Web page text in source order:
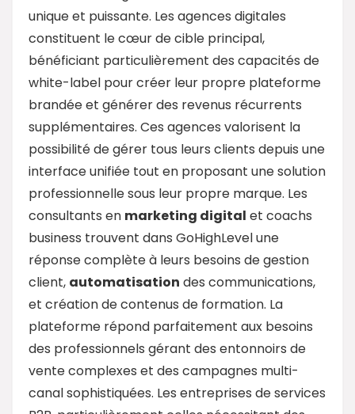
unique et puissante. Les agences digitales
constituent le cœur de cible principal,
bénéficiant particulièrement des capacités de
white-label pour créer leur propre plateforme
brandée et générer des revenus récurrents
supplémentaires. Ces agences valorisent la
possibilité de gérer tous leurs clients depuis une
interface unifiée tout en proposant une solution
professionnelle sous leur propre marque. Les
consultants en marketing digital et coachs
business trouvent dans GoHighLevel une
réponse complète à leurs besoins de gestion
client, automatisation des communications,
et création de contenus de formation. La
plateforme répond parfaitement aux besoins
des professionnels gérant des entonnoirs de
vente complexes et des campagnes multi-
canal sophistiquées. Les entreprises de services